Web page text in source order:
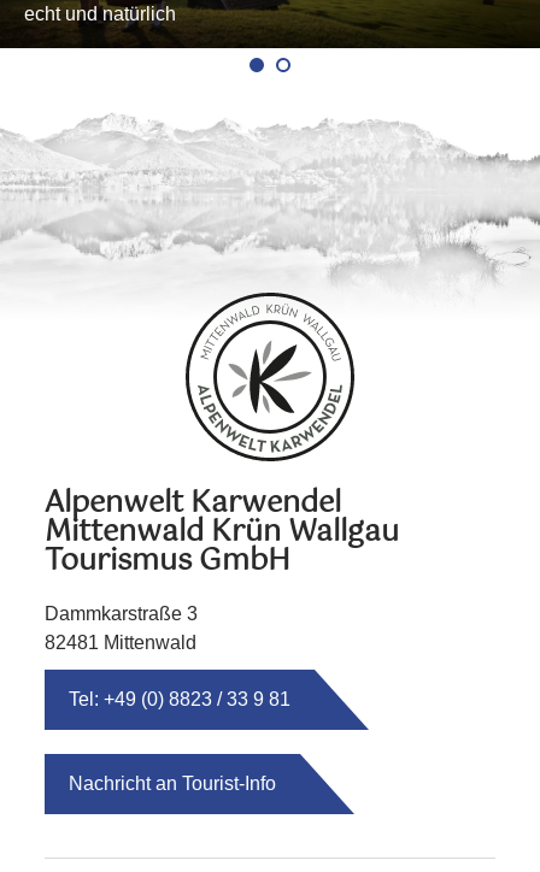
echt und natürlich
Alpenwelt Karwendel
Mittenwald Krün Wallgau
Tourismus GmbH
Dammkarstraße 3
82481 Mittenwald
Tel: +49 (0) 8823 / 33 9 81
Nachricht an Tourist-Info